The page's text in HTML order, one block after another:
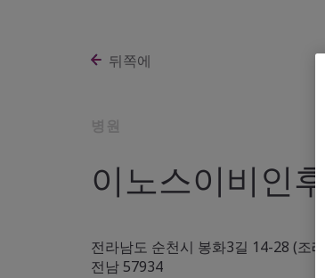
뒤쪽에
병원
이노스이비인
전라남도 순천시 봉화3길 14-28 (조
전남 57934